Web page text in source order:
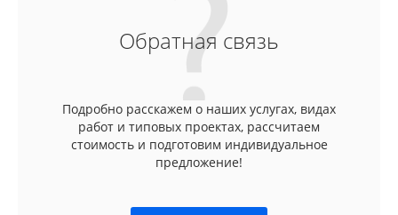
Обратная связь
Подробно расскажем о наших услугах, видах
работ и типовых проектах, рассчитаем
стоимость и подготовим индивидуальное
предложение!